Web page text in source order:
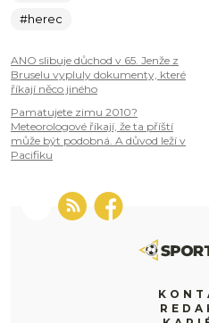
#herec
ANO slibuje důchod v 65. Jenže z
Bruselu vypluly dokumenty, které
říkají něco jiného
Pamatujete zimu 2010?
Meteorologové říkají, že ta příští
může být podobná. A důvod leží v
Pacifiku